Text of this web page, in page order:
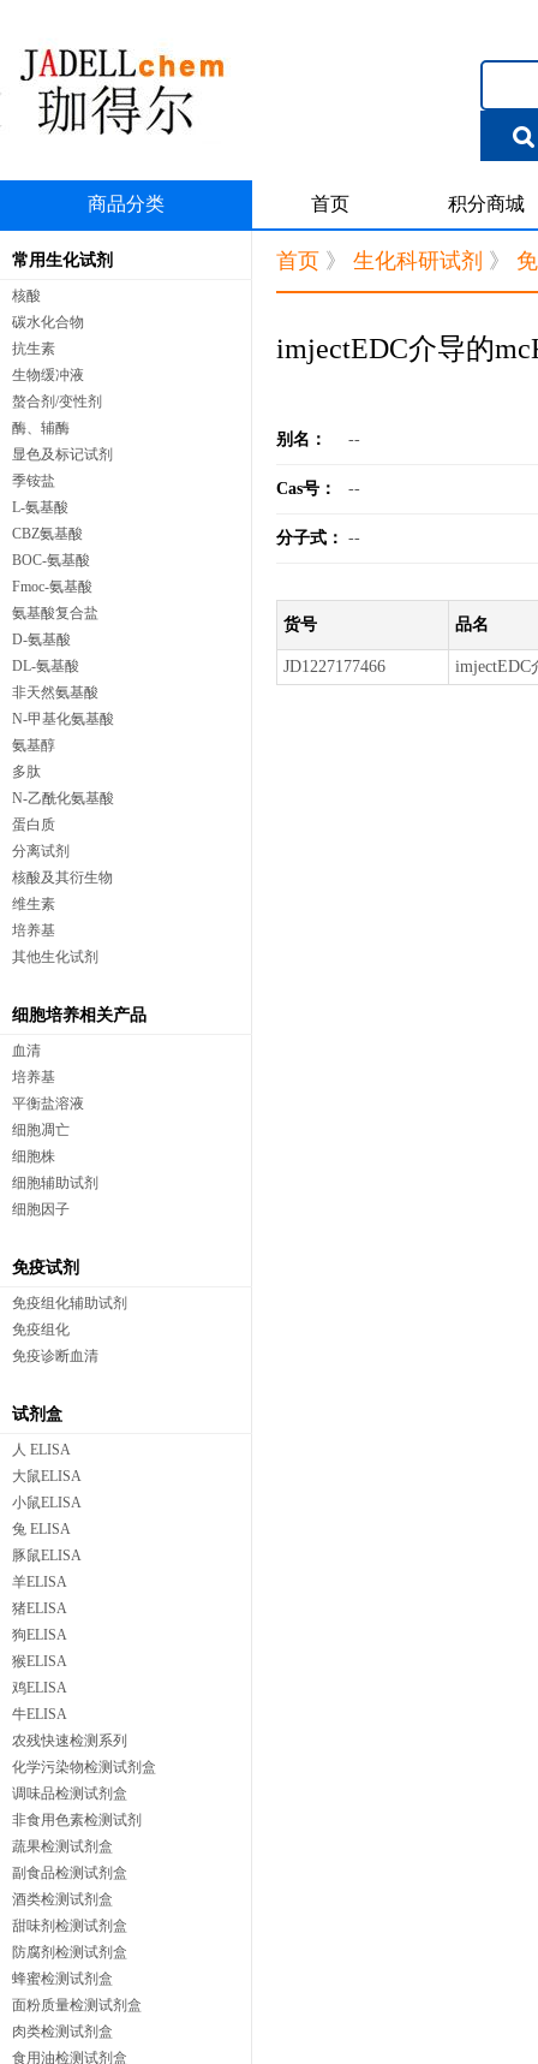
商品分类 首页 积分商城
常用生化试剂
核酸
碳水化合物
抗生素
生物缓冲液
螯合剂/变性剂
酶、辅酶
显色及标记试剂
季铵盐
L-氨基酸
CBZ氨基酸
BOC-氨基酸
Fmoc-氨基酸
氨基酸复合盐
D-氨基酸
DL-氨基酸
非天然氨基酸
N-甲基化氨基酸
氨基醇
多肽
N-乙酰化氨基酸
蛋白质
分离试剂
核酸及其衍生物
维生素
培养基
其他生化试剂
细胞培养相关产品
血清
培养基
平衡盐溶液
细胞凋亡
细胞株
细胞辅助试剂
细胞因子
免疫试剂
免疫组化辅助试剂
免疫组化
免疫诊断血清
试剂盒
人 ELISA
大鼠ELISA
小鼠ELISA
兔 ELISA
豚鼠ELISA
羊ELISA
猪ELISA
狗ELISA
猴ELISA
鸡ELISA
牛ELISA
农残快速检测系列
化学污染物检测试剂盒
调味品检测试剂盒
非食用色素检测试剂
蔬果检测试剂盒
副食品检测试剂盒
酒类检测试剂盒
甜味剂检测试剂盒
防腐剂检测试剂盒
蜂蜜检测试剂盒
面粉质量检测试剂盒
肉类检测试剂盒
食用油检测试剂盒
首页 》 生化科研试剂 》
imjectEDC介导的
别名： --
Cas号： --
分子式： --
货号 品名
JD1227177466